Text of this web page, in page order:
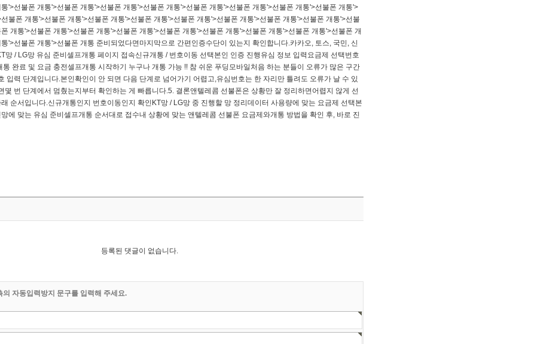
'>선불폰 개통'>선불폰 개통'>선불폰 개통'>선불폰 개통'>선불폰 개통'>선불폰 개통'>선불폰 개통'>선불폰 개통'>
불폰 개통'>선불폰 개통'>선불폰 개통'>선불폰 개통'>선불폰 개통'>선불폰 개통'>선불폰 개통'>선불폰 개통'>선불
개통'>선불폰 개통'>선불폰 개통'>선불폰 개통'>선불폰 개통'>선불폰 개통'>선불폰 개통'>선불폰 개통'>선불폰 개
'>선불폰 개통'>선불폰 개통 준비되었다면마지막으로 간편인증수단이 있는지 확인합니다.카카오, 토스, 국민, 신
망 / LG망 유심 준비셀프개통 페이지 접속신규개통 / 번호이동 선택본인 인증 진행유심 정보 입력요금제 선택번호
완료 및 요금 충전​셀프개통 시작하기 누구나 개통 가능 !! 참 쉬운 푸딩모바일​처음 하는 분들이 오류가 많은 구간
입력 단계입니다.​본인확인이 안 되면 다음 단계로 넘어가기 어렵고,유심번호는 한 자리만 틀려도 오류가 날 수 있
몇 번 단계에서 멈췄는지부터 확인하는 게 빠릅니다.​​5. 결론앤텔레콤 선불폰은 상황만 잘 정리하면어렵지 않게 선
순서입니다.​신규개통인지 번호이동인지 확인KT망 / LG망 중 진행할 망 정리데이터 사용량에 맞는 요금제 선택본
에 맞는 유심 준비셀프개통 순서대로 접수​내 상황에 맞는 앤텔레콤 선불폰 요금제와개통 방법을 확인 후, 바로 진
등록된 댓글이 없습니다.
의 자동입력방지 문구를 입력해 주세요.